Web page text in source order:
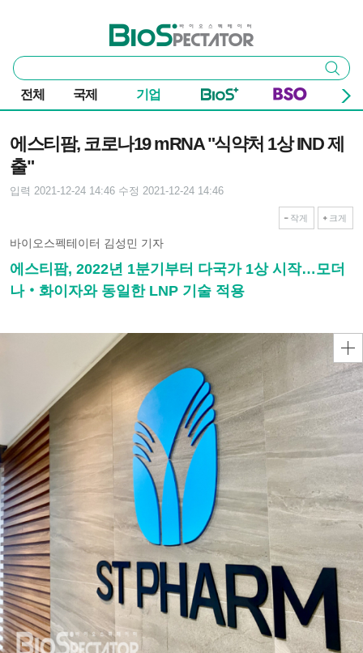
바이오스펙테이터
통
합
검
색
검색
전체 국제 기업
에스티팜, 코로나19 mRNA "식약처 1상 IND 제
출"
입력 2021-12-24 14:46 수정 2021-12-24 14:46
작게 크게
바이오스펙테이터 김성민 기자
에스티팜, 2022년 1분기부터 다국가 1상 시작…모더
나‧화이자와 동일한 LNP 기술 적용